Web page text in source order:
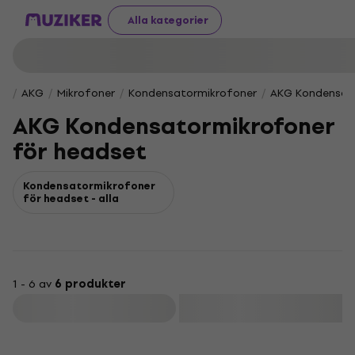
Alla kategorier
AKG Mikrofoner Kondensatormikrofoner AKG
AKG Kondensatormikrofoner
för headset
Kondensatormikrofoner
för headset - alla
1 - 6 av 6 produkter